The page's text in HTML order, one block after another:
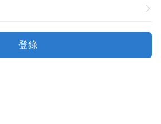
登錄